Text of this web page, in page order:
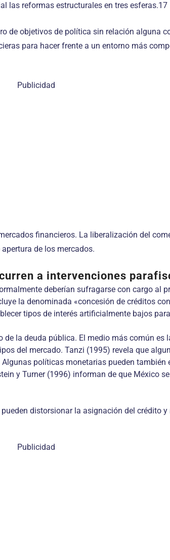
las reformas estructurales en tres esferas.17
de objetivos de política sin relación alguna
para hacer frente a un entorno más
Publicidad
financieros. La liberalización del
de los mercados.
a intervenciones
deberían sufragarse con cargo al
la denominada «concesión de créditos
tipos de interés artificialmente bajos
la deuda pública. El medio más común
del mercado. Tanzi (1995) revela que
políticas monetarias pueden
y Turner (1996) informan de que México
distorsionar la asignación del crédito
Publicidad